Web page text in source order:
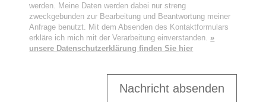
werden. Meine Daten werden dabei nur streng
zweckgebunden zur Bearbeitung und Beantwortung meiner
Anfrage benutzt. Mit dem Absenden des Kontaktformulars
erkläre ich mich mit der Verarbeitung einverstanden. »
unsere Datenschutzerklärung finden Sie hier
Nachricht absenden